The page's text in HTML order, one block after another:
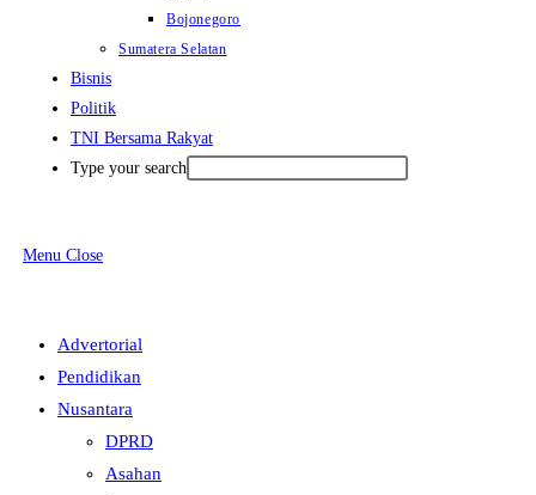
Bojonegoro
Sumatera Selatan
Bisnis
Politik
TNI Bersama Rakyat
Type your search
Menu Close
Advertorial
Pendidikan
Nusantara
DPRD
Asahan